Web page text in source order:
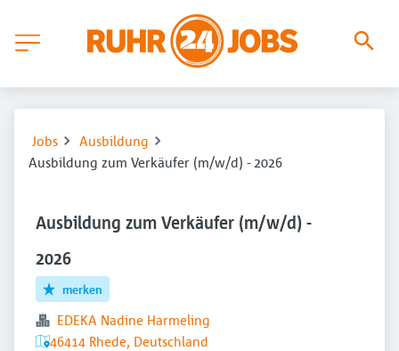
Jobs
Ausbildung
Ausbildung zum Verkäufer (m/w/d) - 2026
Ausbildung zum Verkäufer (m/w/d) -
2026
merken
EDEKA Nadine Harmeling
46414 Rhede, Deutschland